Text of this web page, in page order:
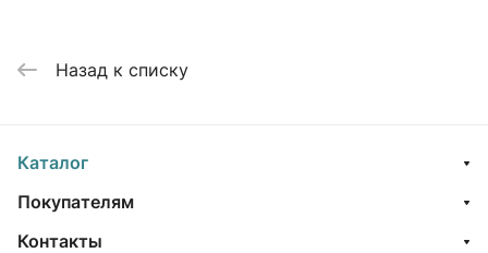
Назад к списку
Каталог
Покупателям
Контакты